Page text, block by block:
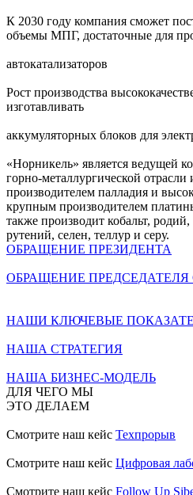
К 2030 году компания сможет
объемы МПГ, достаточные для
автокатализаторов
Рост производства
изготавливать
аккумуляторных блоков для
«Норникель» является ведущей
горно-металлургической
производителем палладия и
крупным производителем
также производит кобальт,
рутений, селен, теллур и серу.
ОБРАЩЕНИЕ ПРЕЗИДЕНТА
ОБРАЩЕНИЕ ПРЕДСЕДАТЕЛЯ
НАШИ КЛЮЧЕВЫЕ
НАША СТРАТЕГИЯ
НАША БИЗНЕС-МОДЕЛЬ
ДЛЯ ЧЕГО МЫ
ЭТО ДЕЛАЕМ
Смотрите наш кейс Техпрорыв
Смотрите наш кейс Цифровая
Смотрите наш кейс Follow Up